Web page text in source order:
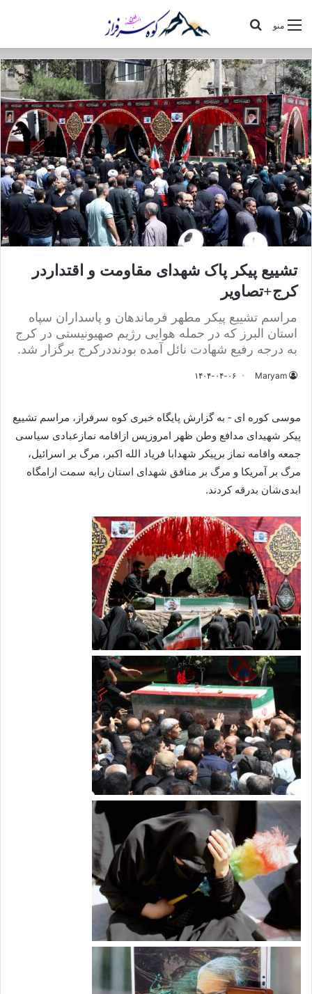
منو
تشییع پیکر پاک شهدای مقاومت و اقتداردر
کرج+تصاویر
مراسم تشییع پیکر مطهر فرماندهان و پاسداران سپاه
استان البرز که در حمله هوایی رژیم صهیونیستی در کرج
به درجه رفیع شهادت نائل آمده بودنددرکرج برگزار شد.
Maryam ۱۴۰۴-۰۴-۰۶
موسی کوره ای ‐ به گزارش پایگاه خبری کوه سرفراز، مراسم تشییع
پیکر شهیدای مدافع وطن ظهر امروزپس ازاقامه نمازعبادی سیاسی
جمعه واقامه نماز برپیکر شهدابا فریاد الله اکبر، مرگ بر اسرائیل،
مرگ بر آمریکا و مرگ بر منافق شهدای استان رابه سمت ارامگاه
ابدی‌شان بدرقه کردند.